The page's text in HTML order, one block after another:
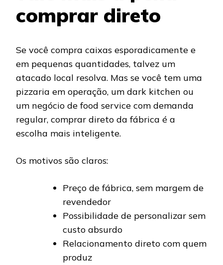
comprar direto
Se você compra caixas esporadicamente e
em pequenas quantidades, talvez um
atacado local resolva. Mas se você tem uma
pizzaria em operação, um dark kitchen ou
um negócio de food service com demanda
regular, comprar direto da fábrica é a
escolha mais inteligente.
Os motivos são claros:
Preço de fábrica, sem margem de
revendedor
Possibilidade de personalizar sem
custo absurdo
Relacionamento direto com quem
produz